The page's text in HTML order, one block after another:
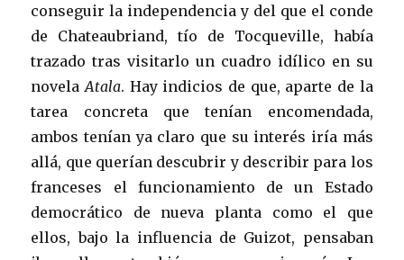
conseguir la independencia y del que el conde
de Chateaubriand, tío de Tocqueville, había
trazado tras visitarlo un cuadro idílico en su
novelaAtala. Hay indicios de que, aparte de la
tarea concreta que tenían encomendada,
ambos tenían ya claro que su interés iría más
allá, que querían descubrir y describir para los
franceses el funcionamiento de un Estado
democrático de nueva planta como el que
ellos, bajo la influencia de Guizot, pensaban